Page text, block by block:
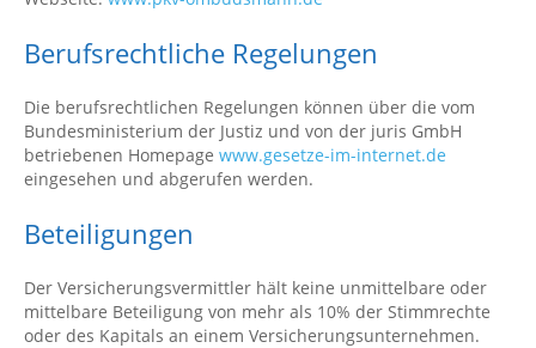
Berufsrechtliche Regelungen
Die berufsrechtlichen Regelungen können über die vom
Bundesministerium der Justiz und von der juris GmbH
betriebenen Homepage www.gesetze-im-internet.de
eingesehen und abgerufen werden.
Beteiligungen
Der Versicherungsvermittler hält keine unmittelbare oder
mittelbare Beteiligung von mehr als 10% der Stimmrechte
oder des Kapitals an einem Versicherungsunternehmen.